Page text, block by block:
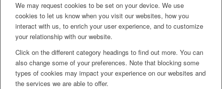
We may request cookies to be set on your device. We use
cookies to let us know when you visit our websites, how you
interact with us, to enrich your user experience, and to customize
your relationship with our website.
Click on the different category headings to find out more. You can
also change some of your preferences. Note that blocking some
types of cookies may impact your experience on our websites and
the services we are able to offer.